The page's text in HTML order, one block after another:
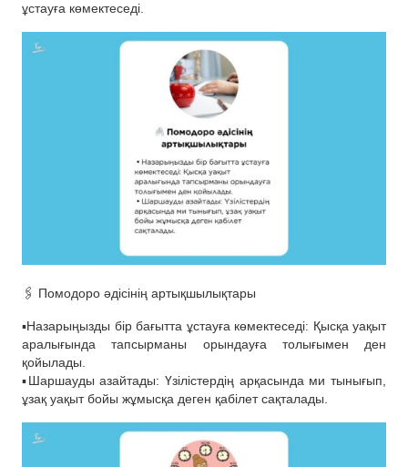
ұстауға көмектеседі.
🖇️ Помодоро әдісінің артықшылықтары
▪️Назарыңызды бір бағытта ұстауға көмектеседі: Қысқа уақыт
аралығында тапсырманы орындауға толығымен ден
қойылады.
▪️Шаршауды азайтады: Үзілістердің арқасында ми тынығып,
ұзақ уақыт бойы жұмысқа деген қабілет сақталады.